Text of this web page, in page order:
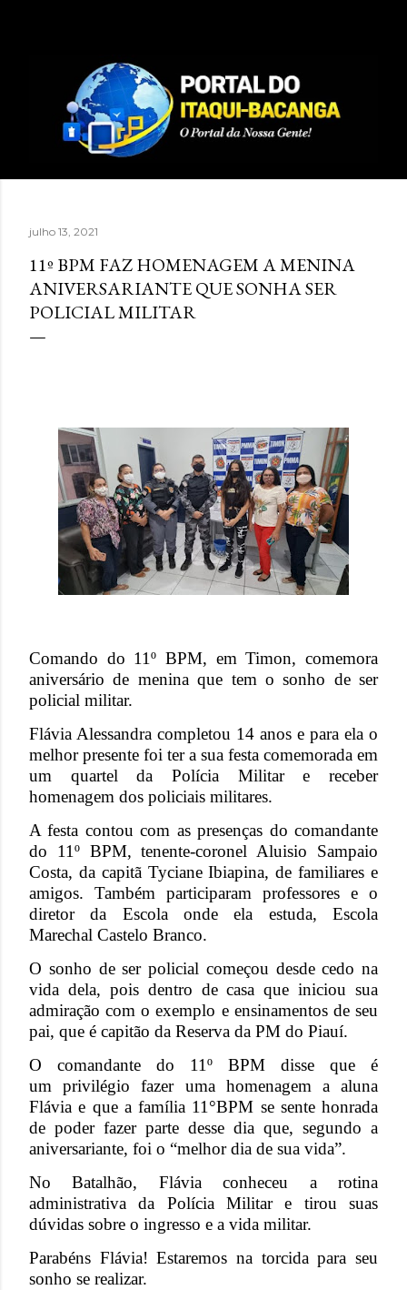
julho 13, 2021
11º BPM FAZ HOMENAGEM A MENINA
ANIVERSARIANTE QUE SONHA SER
POLICIAL MILITAR
Comando do 11º BPM, em Timon, comemora
aniversário de menina que tem o sonho de ser
policial militar.
Flávia Alessandra completou 14 anos e para ela o
melhor presente foi ter a sua festa comemorada em
um quartel da Polícia Militar e receber
homenagem dos policiais militares.
A festa contou com as presenças do comandante
do 11º BPM, tenente-coronel Aluisio Sampaio
Costa, da capitã Tyciane Ibiapina, de familiares e
amigos. Também participaram professores e o
diretor da Escola onde ela estuda, Escola
Marechal Castelo Branco.
O sonho de ser policial começou desde cedo na
vida dela, pois dentro de casa que iniciou sua
admiração com o exemplo e ensinamentos de seu
pai, que é capitão da Reserva da PM do Piauí.
O comandante do 11º BPM disse que é
um privilégio fazer uma homenagem a aluna
Flávia e que a família 11°BPM se sente honrada
de poder fazer parte desse dia que, segundo a
aniversariante, foi o “melhor dia de sua vida”.
No Batalhão, Flávia conheceu a rotina
administrativa da Polícia Militar e tirou suas
dúvidas sobre o ingresso e a vida militar.
Parabéns Flávia! Estaremos na torcida para seu
sonho se realizar.